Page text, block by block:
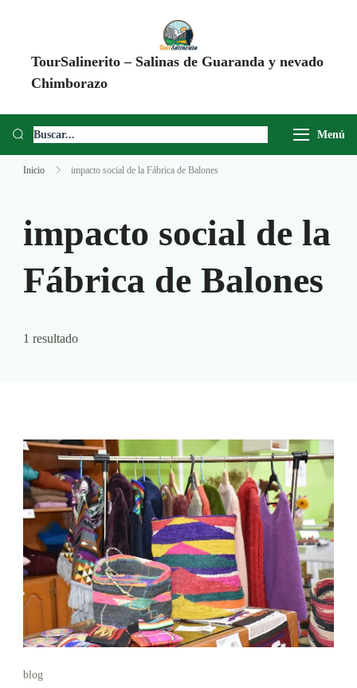
TourSalinerito – Salinas de Guaranda y nevado
Chimborazo
Chimborazo, Minas de Sal, Quesera El Salinerito, Chocolates El
Menú
Inicio impacto social de la Fábrica de Balones
impacto social de la
Fábrica de Balones
1 resultado
blog